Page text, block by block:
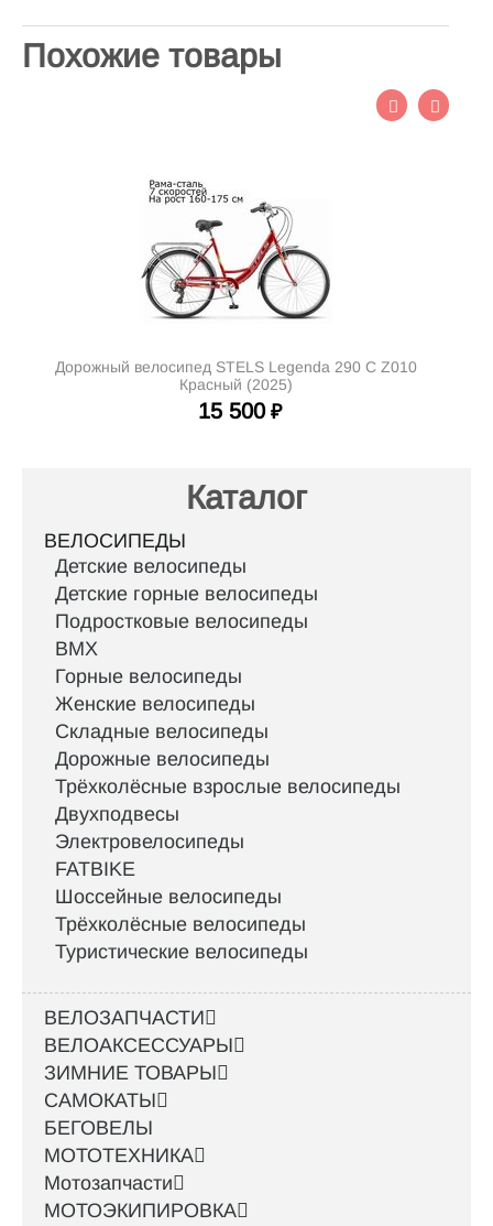
Похожие товары
Дорожный велосипед STELS Legenda 290 C Z010
Красный (2025)
15 500 ₽
Каталог
ВЕЛОСИПЕДЫ
Детские велосипеды
Детские горные велосипеды
Подростковые велосипеды
BMX
Горные велосипеды
Женские велосипеды
Складные велосипеды
Дорожные велосипеды
Трёхколёсные взрослые велосипеды
Двухподвесы
Электровелосипеды
FATBIKE
Шоссейные велосипеды
Трёхколёсные велосипеды
Туристические велосипеды
ВЕЛОЗАПЧАСТИ
ВЕЛОАКСЕССУАРЫ
ЗИМНИЕ ТОВАРЫ
САМОКАТЫ
БЕГОВЕЛЫ
МОТОТЕХНИКА
Мотозапчасти
МОТОЭКИПИРОВКА